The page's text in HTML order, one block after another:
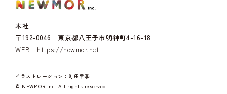
本社
〒192-0046 東京都八王子市明神町4-16-18
WEB https://newmor.net
イラストレーション：町田早季
© NEWMOR Inc. All rights reserved.